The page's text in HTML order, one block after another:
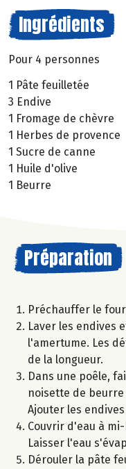
Ingrédients
Pour 4 personnes
1 Pâte feuilletée
3 Endive
1 Fromage de chèvre
1 Herbes de provence
1 Sucre de canne
1 Huile d'olive
1 Beurre
Préparation
Préchauffer le
Laver les endives
l'amertume. Les
de la longueur.
Dans une poêle,
noisette de
Ajouter les
Couvrir d'eau à
Laisser l'eau
Dérouler la pâte